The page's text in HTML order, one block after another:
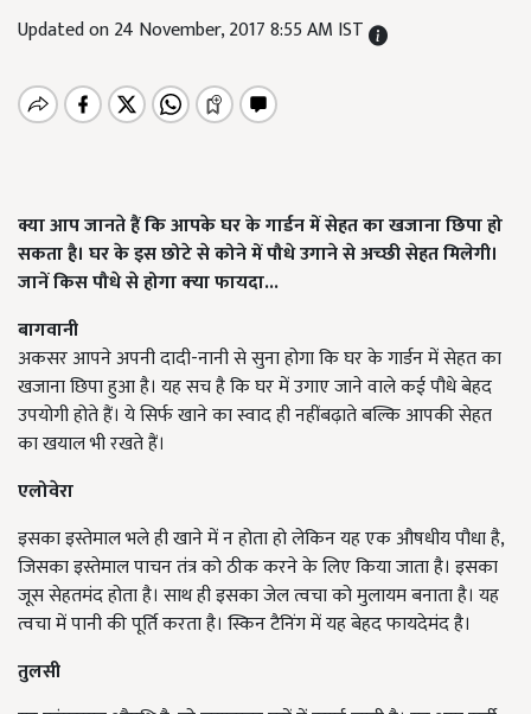
Updated on 24 November, 2017 8:55 AM IST
क्या आप जानते हैं कि आपके घर के गार्डन में सेहत का खजाना छिपा हो
सकता है। घर के इस छोटे से कोने में पौधे उगाने से अच्‍छी सेहत मिलेगी।
जानें किस पौधे से होगा क्‍या फायदा...
बागवानी
अकसर आपने अपनी दादी-नानी से सुना होगा कि घर के गार्डन में सेहत का
खजाना छिपा हुआ है। यह सच है कि घर में उगाए जाने वाले कई पौधे बेहद
उपयोगी होते हैं। ये सिर्फ खाने का स्वाद ही नहींबढ़ाते बल्कि आपकी सेहत
का खयाल भी रखते हैं।
एलोवेरा
इसका इस्तेमाल भले ही खाने में न होता हो लेकिन यह एक औषधीय पौधा है,
जिसका इस्तेमाल पाचन तंत्र को ठीक करने के लिए किया जाता है। इसका
जूस सेहतमंद होता है। साथ ही इसका जेल त्वचा को मुलायम बनाता है। यह
त्वचा में पानी की पूर्ति करता है। स्किन टैनिंग में यह बेहद फायदेमंद है।
तुलसी